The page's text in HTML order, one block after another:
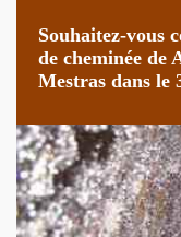
Souhaitez-vous
de cheminée de
Mestras dans le